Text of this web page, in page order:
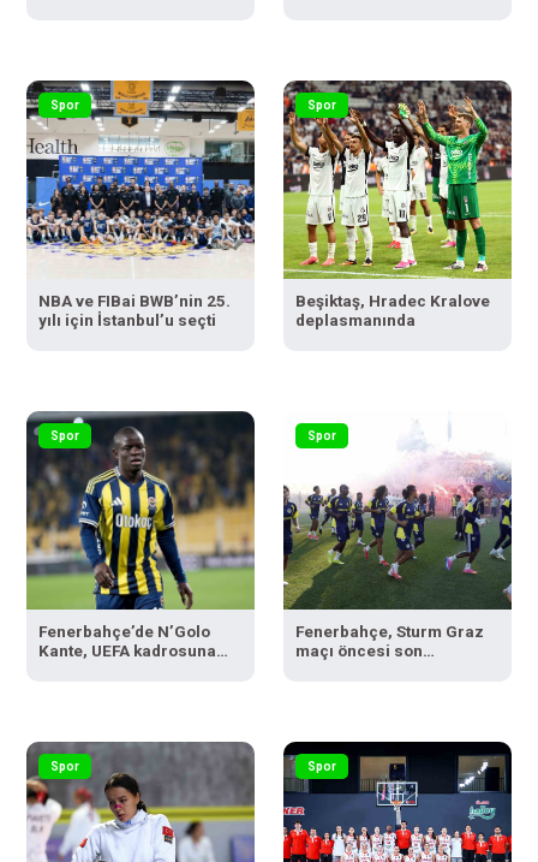
Spor
NBA ve FIBai BWB’nin 25.
yılı için İstanbul’u seçti
Spor
Beşiktaş, Hradec Kralove
deplasmanında
Spor
Fenerbahçe’de N’Golo
Kante, UEFA kadrosuna
Spor
Fenerbahçe, Sturm Graz
maçı öncesi son
Spor Spor